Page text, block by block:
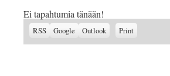
Ei tapahtumia tänään!
RSS
Subscribe
Google
Subscribe
Outlook Print